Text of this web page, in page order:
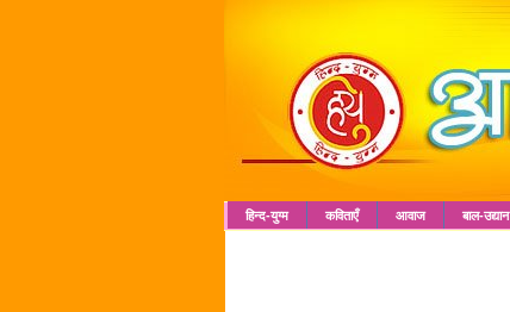
हिन्द-युग्म कविताएँ आवाज बाल-उद्यान